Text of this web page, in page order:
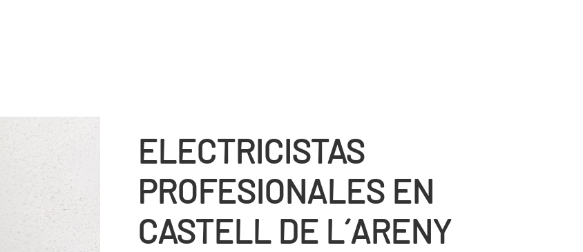
ELECTRICISTAS
PROFESIONALES EN
CASTELL DE L´ARENY